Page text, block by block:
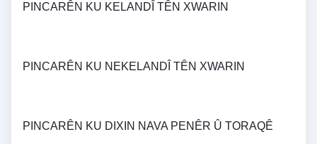
PINCARÊN KU KELANDÎ TÊN XWARIN
PINCARÊN KU NEKELANDÎ TÊN XWARIN
PINCARÊN KU DIXIN NAVA PENÊR Û TORAQÊ